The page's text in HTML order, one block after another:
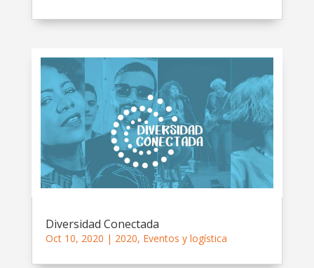
Diversidad Conectada
Oct 10, 2020 | 2020, Eventos y logística